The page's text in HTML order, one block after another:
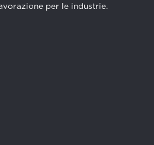
per le industrie.